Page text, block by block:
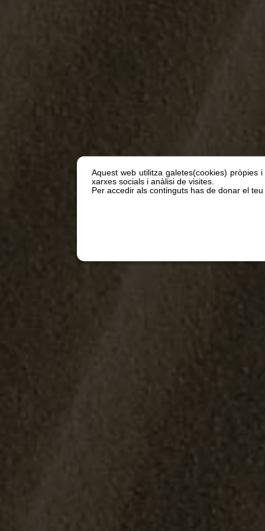
Aquest web utilitza galetes(cookies) pròpies
xarxes socials i anàlisi de visites.
Per accedir als continguts has de donar el